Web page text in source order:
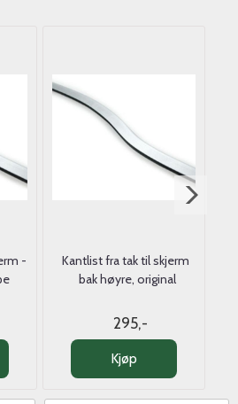
-
Kantlist fra tak til skjerm 
bak høyre, original
295,-
Kjøp